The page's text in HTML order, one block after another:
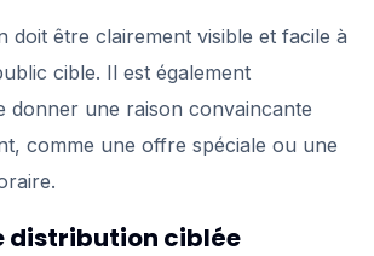
doit être clairement visible et facile à
cible. Il est également
donner une raison convaincante
comme une offre spéciale ou une
distribution ciblée